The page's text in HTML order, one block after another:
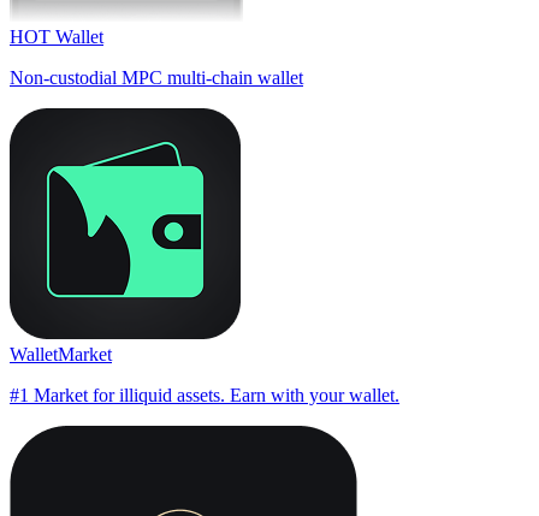
HOT Wallet
Non-custodial MPC multi-chain wallet
WalletMarket
#1 Market for illiquid assets. Earn with your wallet.